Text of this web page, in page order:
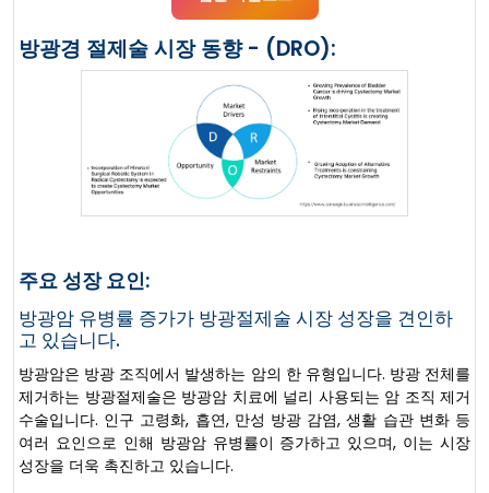
방광경 절제술 시장 동향 - (DRO):
주요 성장 요인:
방광암 유병률 증가가 방광절제술 시장 성장을 견인하
고 있습니다.
방광암은 방광 조직에서 발생하는 암의 한 유형입니다. 방광 전체를
제거하는 방광절제술은 방광암 치료에 널리 사용되는 암 조직 제거
수술입니다. 인구 고령화, 흡연, 만성 방광 감염, 생활 습관 변화 등
여러 요인으로 인해 방광암 유병률이 증가하고 있으며, 이는 시장
성장을 더욱 촉진하고 있습니다.